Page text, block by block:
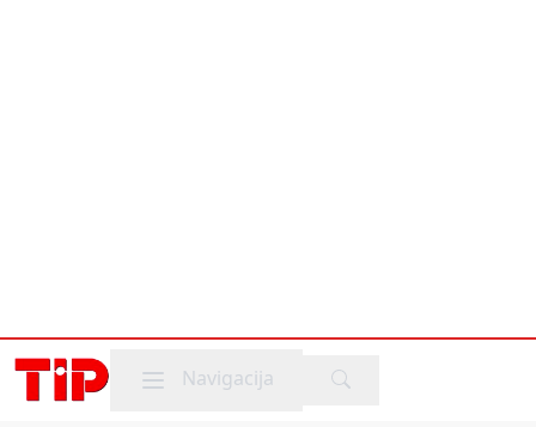
Mobile menu
Navigacija